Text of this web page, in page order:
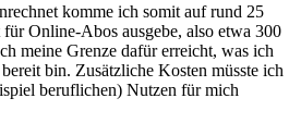
komme ich somit auf rund 25
Online-Abos ausgebe, also etwa 300
meine Grenze dafür erreicht, was ich
bin. Zusätzliche Kosten müsste ich
beruflichen) Nutzen für mich